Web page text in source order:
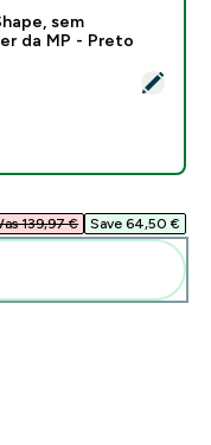
ciclista Shape, sem
sem
da MP - Preto
139,97 €‎ Save 64,50 €‎